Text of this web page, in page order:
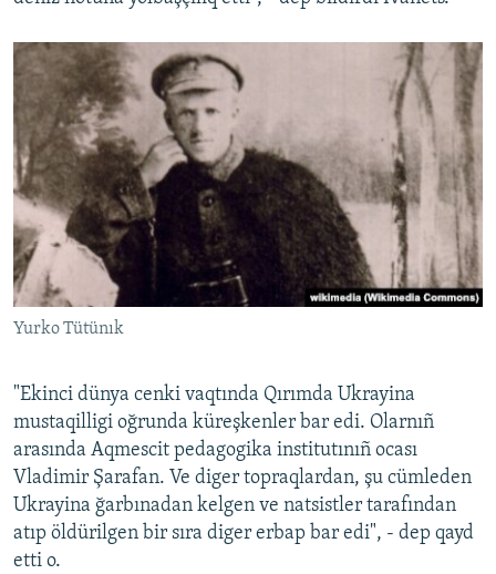
Yurko Tütünık
"Ekinci dünya cenki vaqtında Qırımda Ukrayina
mustaqilligi oğrunda küreşkenler bar edi. Olarnıñ
arasında Aqmescit pedagogika institutınıñ ocası
Vladimir Şarafan. Ve diger topraqlardan, şu cümleden
Ukrayina ğarbınadan kelgen ve natsistler tarafından
atıp öldürilgen bir sıra diger erbap bar edi", - dep qayd
etti o.